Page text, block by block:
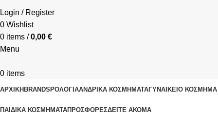
Login / Register
0 Wishlist
0 items / 0,00 €
Menu
0 items
ΑΡΧΙΚΗ BRANDS ΡΟΛΌΓΙΑΑΝΔΡΙΚΆ ΚΟΣΜΉΜΑΤΑΓΥΝΑΙΚΕΊΟ ΚΟΣΜΉΜΑ
ΠΑΙΔΙΚΆ ΚΟΣΜΉΜΑΤΑΠΡΟΣΦΟΡΈΣΔΕΊΤΕ ΑΚΌΜΑ